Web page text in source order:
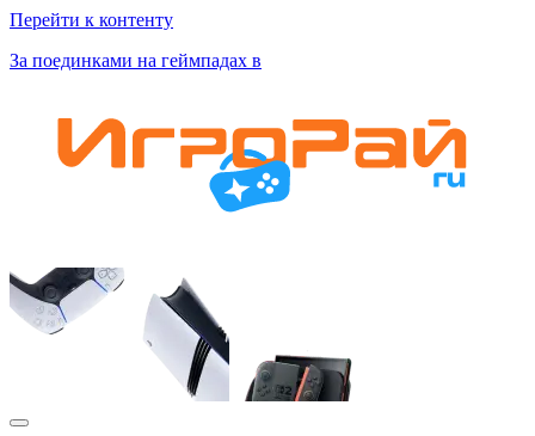
Перейти к контенту
За поединками на геймпадах в